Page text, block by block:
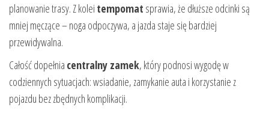
planowanie trasy. Z kolei tempomat sprawia, że dłuższe odcinki są
mniej męczące – noga odpoczywa, a jazda staje się bardziej
przewidywalna.
Całość dopełnia centralny zamek, który podnosi wygodę w
codziennych sytuacjach: wsiadanie, zamykanie auta i korzystanie z
pojazdu bez zbędnych komplikacji.